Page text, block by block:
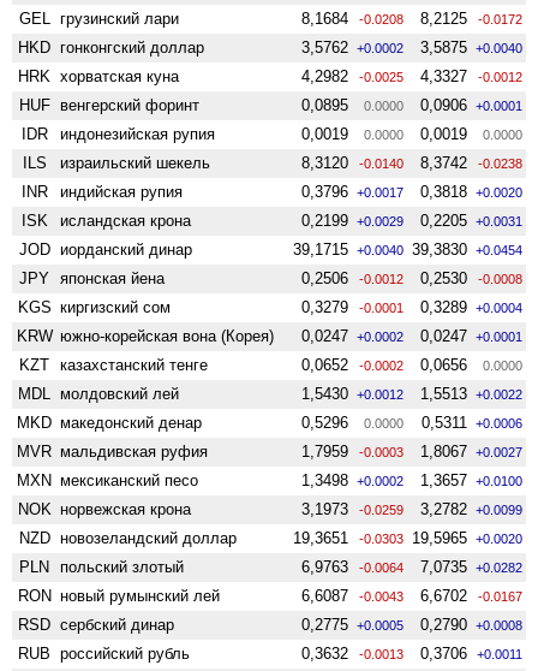
GEL грузинский лари 8,1684 -0.0208 8,2125 -0.0172
HKD гонконгский доллар 3,5762 +0.0002 3,5875 +0.0040
HRK хорватская куна 4,2982 -0.0025 4,3327 -0.0012
HUF венгерский форинт 0,0895 0.0000 0,0906 +0.0001
IDR индонезийская рупия 0,0019 0.0000 0,0019 0.0000
ILS израильский шекель 8,3120 -0.0140 8,3742 -0.0238
INR индийская рупия 0,3796 +0.0017 0,3818 +0.0020
ISK исландская крона 0,2199 +0.0029 0,2205 +0.0031
JOD иорданский динар 39,1715 +0.0040 39,3830 +0.0454
JPY японская йена 0,2506 -0.0012 0,2530 -0.0008
KGS киргизский сом 0,3279 -0.0001 0,3289 +0.0004
KRW южно-корейская вона (Корея) 0,0247 +0.0002 0,0247 +0.0001
KZT казахстанский тенге 0,0652 -0.0002 0,0656 0.0000
MDL молдовский лей 1,5430 +0.0012 1,5513 +0.0022
MKD македонский денар 0,5296 0.0000 0,5311 +0.0006
MVR мальдивская руфия 1,7959 -0.0003 1,8067 +0.0027
MXN мексиканский песо 1,3498 +0.0002 1,3657 +0.0100
NOK норвежская крона 3,1973 -0.0259 3,2782 +0.0099
NZD ново­зеландский доллар 19,3651 -0.0303 19,5965 +0.0020
PLN польский злотый 6,9763 -0.0064 7,0735 +0.0282
RON новый румынский лей 6,6087 -0.0043 6,6702 -0.0167
RSD сербский динар 0,2775 +0.0005 0,2790 +0.0008
RUB российский рубль 0,3632 -0.0013 0,3706 +0.0011